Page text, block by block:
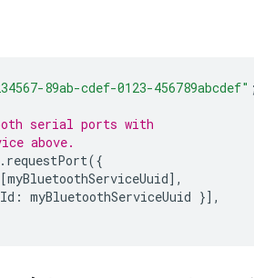
89ab-cdef-0123-456789abcdef" ;
serial ports with
above.
. requestPort({
[myBluetoothServiceUuid],
: myBluetoothServiceUuid }],